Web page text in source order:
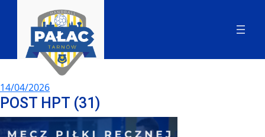
14/04/2026
POST HPT (31)